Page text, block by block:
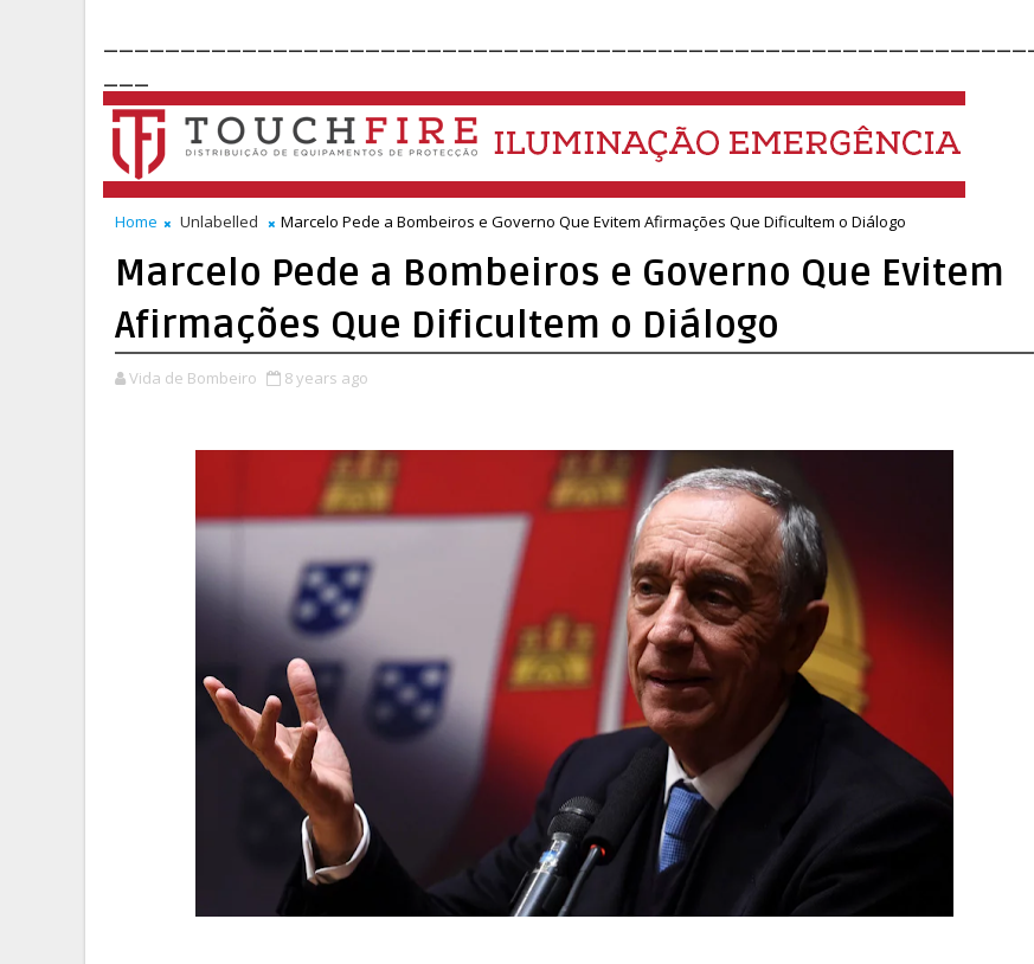
Home Unlabelled Marcelo Pede a Bombeiros e Governo Que Evitem Afirmações Que Dificultem o Diálogo
Marcelo Pede a Bombeiros e Governo Que Evitem
Afirmações Que Dificultem o Diálogo
Vida de Bombeiro 8 years ago